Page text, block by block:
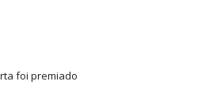
foi premiado